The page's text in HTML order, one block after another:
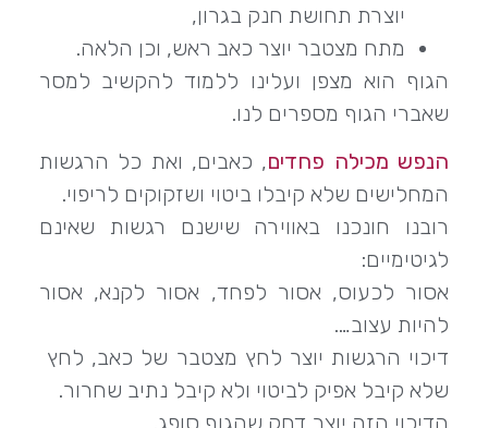
יוצרת תחושת חנק בגרון,
מתח מצטבר יוצר כאב ראש, וכן הלאה.
הגוף הוא מצפן ועלינו ללמוד להקשיב למסר
שאברי הגוף מספרים לנו.
הנפש מכילה פחדים, כאבים, ואת כל הרגשות
המחלישים שלא קיבלו ביטוי ושזקוקים לריפוי.
רובנו חונכנו באווירה שישנם רגשות שאינם
לגיטימיים:
אסור לכעוס, אסור לפחד, אסור לקנא, אסור
להיות עצוב….
דיכוי הרגשות יוצר לחץ מצטבר של כאב, לחץ
שלא קיבל אפיק לביטוי ולא קיבל נתיב שחרור.